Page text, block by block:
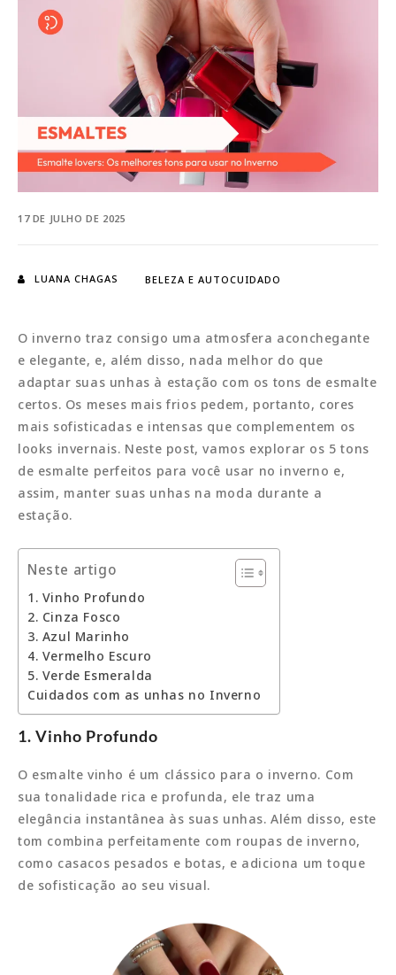
17 DE JULHO DE 2025
LUANA CHAGAS BELEZA E AUTOCUIDADO
O inverno traz consigo uma atmosfera aconchegante
e elegante, e, além disso, nada melhor do que
adaptar suas unhas à estação com os tons de esmalte
certos. Os meses mais frios pedem, portanto, cores
mais sofisticadas e intensas que complementem os
looks invernais. Neste post, vamos explorar os 5 tons
de esmalte perfeitos para você usar no inverno e,
assim, manter suas unhas na moda durante a
estação.
Neste artigo
1. Vinho Profundo
2. Cinza Fosco
3. Azul Marinho
4. Vermelho Escuro
5. Verde Esmeralda
Cuidados com as unhas no Inverno
1. Vinho Profundo
O esmalte vinho é um clássico para o inverno. Com
sua tonalidade rica e profunda, ele traz uma
elegância instantânea às suas unhas. Além disso, este
tom combina perfeitamente com roupas de inverno,
como casacos pesados e botas, e adiciona um toque
de sofisticação ao seu visual.